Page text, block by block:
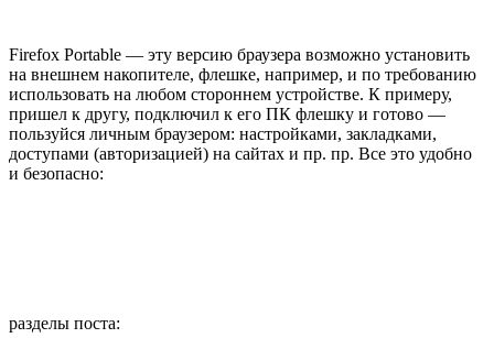
Firefox Portable — эту версию браузера возможно установить
на внешнем накопителе, флешке, например, и по требованию
использовать на любом стороннем устройстве. К примеру,
пришел к другу, подключил к его ПК флешку и готово —
пользуйся личным браузером: настройками, закладками,
доступами (авторизацией) на сайтах и пр. пр. Все это удобно
и безопасно:
разделы поста: